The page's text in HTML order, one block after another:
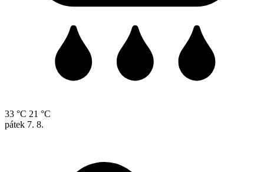
33 °C 21 °C
pátek 7. 8.